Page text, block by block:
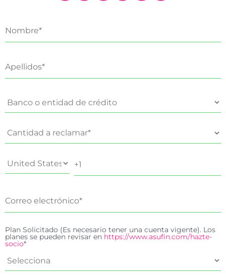
Plan Solicitado (Es necesario tener una cuenta vigente). Los
planes se pueden revisar en https://www.asufin.com/hazte-
socio*